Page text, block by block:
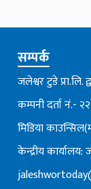
सम्पर्क
जलेश्वर टुडे प्रा.लि.
कम्पनी दर्ता नं.-
मिडिया
केन्द्रीय